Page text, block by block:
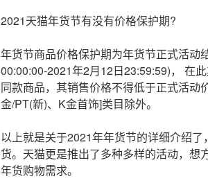
2021天猫年货节有没有价格保护期?
年货节商品价格保护期为年货节正式活动
00:00:00-2021年2月12日23:59:59)， 在
同款商品，其销售价格不得低于正式活动
金/PT(新)、K金首饰]类目除外。
以上就是关于2021年年货节的详细介绍
货。天猫更是推出了多种多样的活动，想
年货购物需求。